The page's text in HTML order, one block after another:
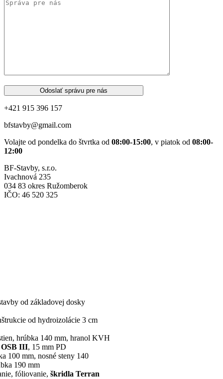
Odoslať správu pre nás
+421 915 396 157
bfstavby@gmail.com
Volajte od pondelka do štvrtka od 08:00-15:00, v piatok od 08:00-
12:00
BF-Stavby, s.r.o.
Ivachnová 235
034 83 okres Ružomberok
IČO: 46 520 325
od základovej dosky
od hydroizolácie 3 cm
hrúbka 140 mm, hranol KVH
OSB III, 15 mm PD
100 mm, nosné steny 140
190 mm
fóliovanie, škridla Terran